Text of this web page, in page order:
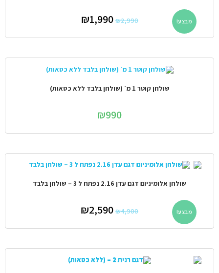
מבצע! ₪2,990
₪1,990
שולחן קוטר 1 מ׳ (שולחן בלבד ללא כסאות)
₪990
מבצע!
שולחן אלומיניום דגם עדן 2.16 נפתח ל 3 – שולחן בלבד
₪4,900
₪2,590